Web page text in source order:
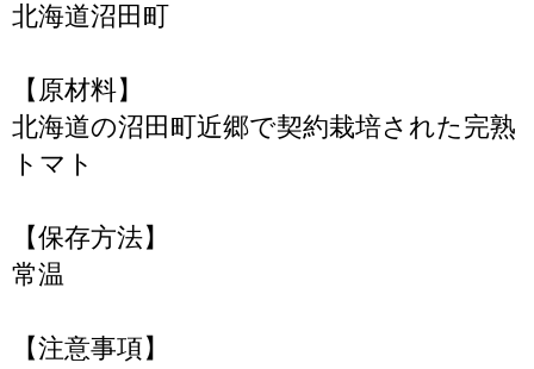
北海道沼田町
【原材料】
北海道の沼田町近郷で契約栽培された完熟
トマト
【保存方法】
常温
【注意事項】